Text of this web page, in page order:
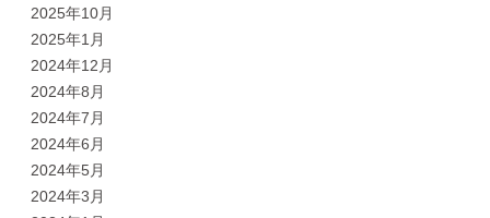
2025年10月
2025年1月
2024年12月
2024年8月
2024年7月
2024年6月
2024年5月
2024年3月